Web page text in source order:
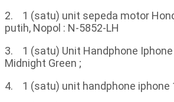
2. 1 (satu) unit sepeda motor
putih, Nopol : N-5852-LH
3. 1 (satu) Unit Handphone Iphone
Midnight Green ;
4. 1 (satu) unit handphone iphone